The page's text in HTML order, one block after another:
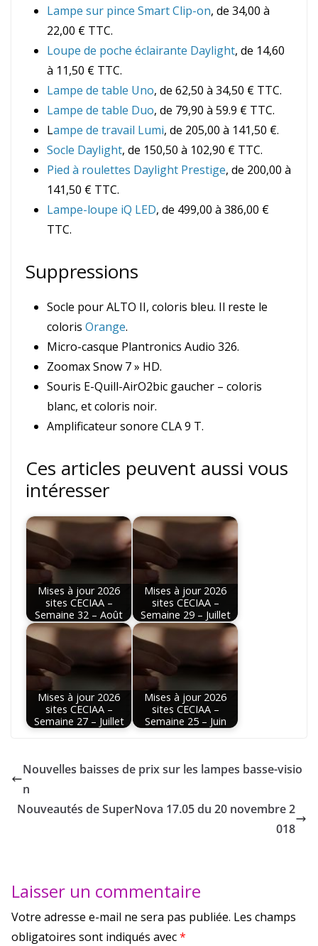
Lampe sur pince Smart Clip-on, de 34,00 à
22,00 € TTC.
Loupe de poche éclairante Daylight, de 14,60
à 11,50 € TTC.
Lampe de table Uno, de 62,50 à 34,50 € TTC.
Lampe de table Duo, de 79,90 à 59.9 € TTC.
Lampe de travail Lumi, de 205,00 à 141,50 €.
Socle Daylight, de 150,50 à 102,90 € TTC.
Pied à roulettes Daylight Prestige, de 200,00 à
141,50 € TTC.
Lampe-loupe iQ LED, de 499,00 à 386,00 €
TTC.
Suppressions
Socle pour ALTO II, coloris bleu. Il reste le
coloris Orange.
Micro-casque Plantronics Audio 326.
Zoomax Snow 7 » HD.
Souris E-Quill-AirO2bic gaucher – coloris
blanc, et coloris noir.
Amplificateur sonore CLA 9 T.
Ces articles peuvent aussi vous
intéresser
Mises à jour 2026
sites CECIAA –
Semaine 32 – Août
Mises à jour 2026
sites CECIAA –
Semaine 29 – Juillet
Mises à jour 2026
sites CECIAA –
Semaine 27 – Juillet
Mises à jour 2026
sites CECIAA –
Semaine 25 – Juin
Nouvelles baisses de prix sur les lampes basse-visio
n
Nouveautés de SuperNova 17.05 du 20 novembre 2
018
Laisser un commentaire
Votre adresse e-mail ne sera pas publiée. Les champs
obligatoires sont indiqués avec*